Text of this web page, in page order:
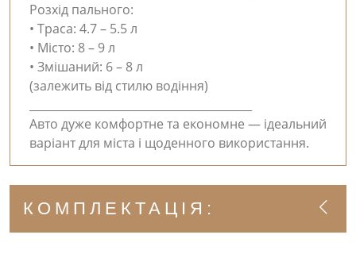
Розхід пального:
• Траса: 4.7 – 5.5 л
• Місто: 8 – 9 л
• Змішаний: 6 – 8 л
(залежить від стилю водіння)
Авто дуже комфортне та економне — ідеальний
варіант для міста і щоденного використання.
КОМПЛЕКТАЦІЯ: